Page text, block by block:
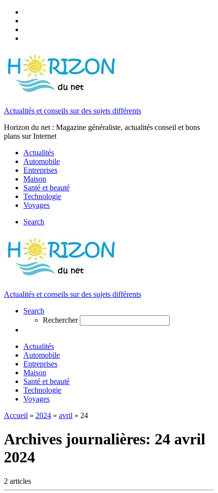
Actualités et conseils sur des sujets différents
Horizon du net : Magazine généraliste, actualités conseil et bons
plans sur Internet
Actualités
Automobile
Entreprises
Maison
Santé et beauté
Technologie
Voyages
Search
Actualités et conseils sur des sujets différents
Search
Rechercher
Actualités
Automobile
Entreprises
Maison
Santé et beauté
Technologie
Voyages
Accueil » 2024 » avril » 24
Archives journalières: 24 avril
2024
2 articles